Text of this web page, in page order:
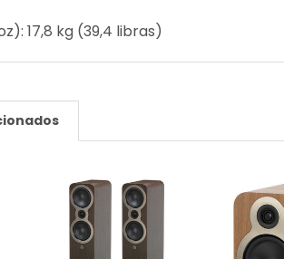
17,8 kg (39,4 libras)